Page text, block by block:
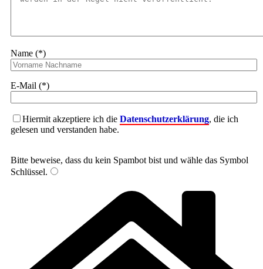
Name (*)
E-Mail (*)
Hiermit akzeptiere ich die Datenschutzerklärung, die ich
gelesen und verstanden habe.
Bitte beweise, dass du kein Spambot bist und wähle das Symbol
Schlüssel.